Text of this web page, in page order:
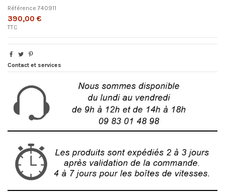
Référence 740911
390,00 €
TTC
Contact et services